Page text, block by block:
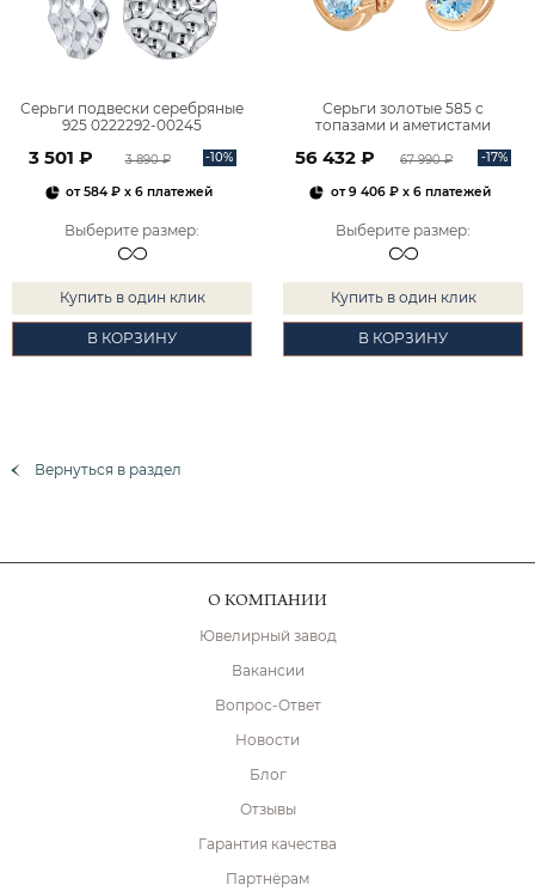
Серьги подвески серебряные
925 0222292-00245
3 501 ₽ 3 890 ₽ -10%
от584 ₽ x 6 платежей
Выберите размер:
Купить в один клик
В КОРЗИНУ
Серьги золотые 585 с
топазами и аметистами
56 432 ₽ 67 990 ₽ -17%
от9 406 ₽x 6 платежей
Выберите размер:
Купить в один клик
В КОРЗИНУ
Вернуться в раздел
О КОМПАНИИ
Ювелирный завод
Вакансии
Вопрос-Ответ
Новости
Блог
Отзывы
Гарантия качества
Партнёрам